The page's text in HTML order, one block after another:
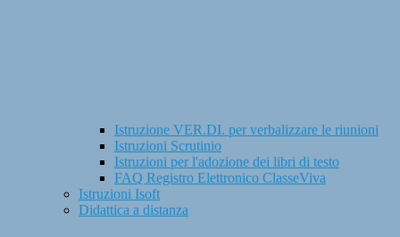
Istruzione VER.DI. per verbalizzare le riunioni
Istruzioni Scrutinio
Istruzioni per l'adozione dei libri di testo
FAQ Registro Elettronico ClasseViva
Istruzioni Isoft
Didattica a distanza